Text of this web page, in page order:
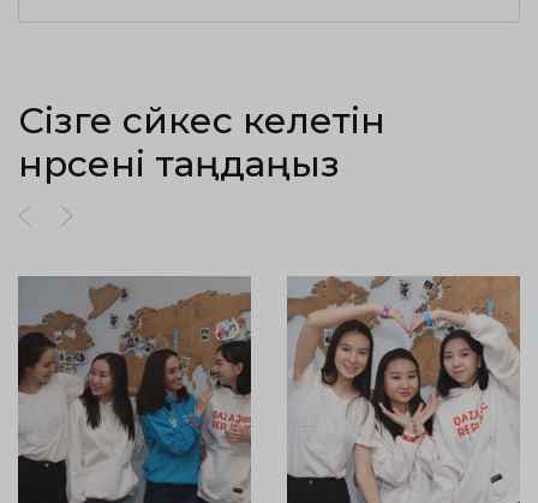
Сізге сәйкес келетін
нәрсені таңдаңыз